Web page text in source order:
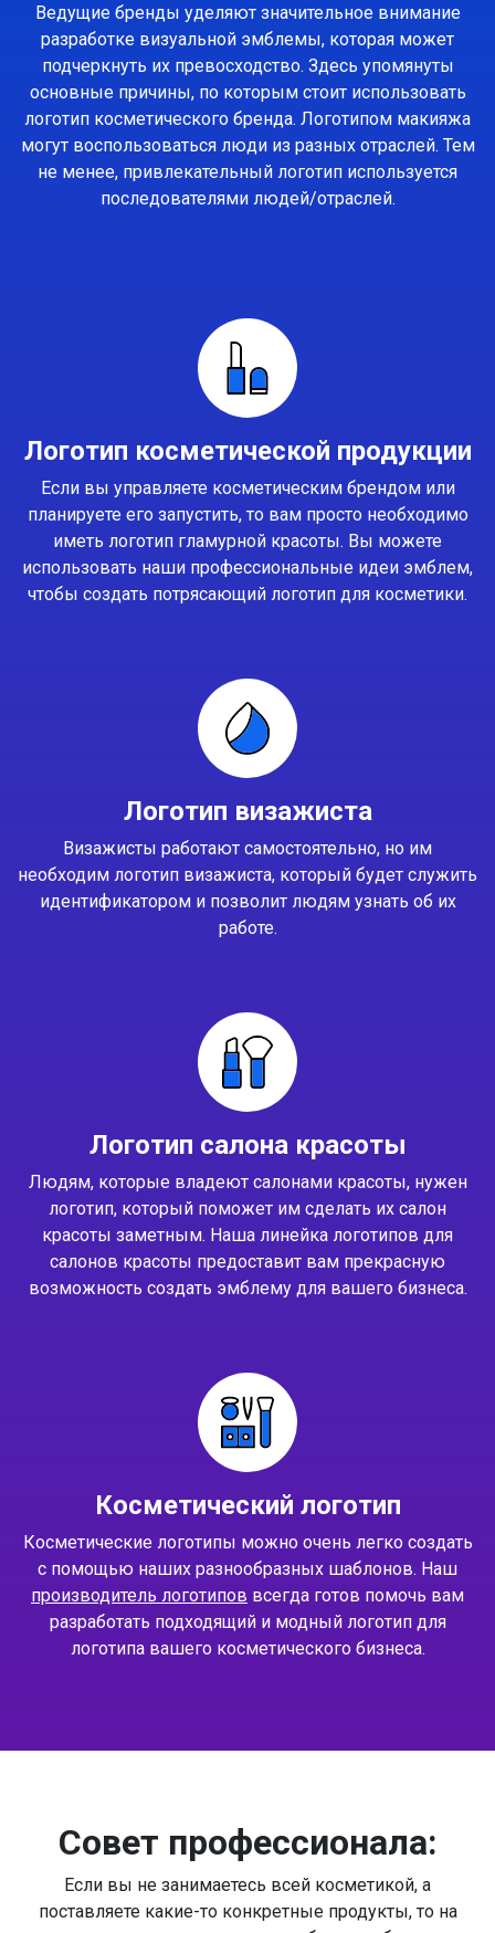
Ведущие бренды уделяют значительное внимание
разработке визуальной эмблемы, которая может
подчеркнуть их превосходство. Здесь упомянуты
основные причины, по которым стоит использовать
логотип косметического бренда. Логотипом макияжа
могут воспользоваться люди из разных отраслей. Тем
не менее, привлекательный логотип используется
последователями людей/отраслей.
Логотип косметической продукции
Если вы управляете косметическим брендом или
планируете его запустить, то вам просто необходимо
иметь логотип гламурной красоты. Вы можете
использовать наши профессиональные идеи эмблем,
чтобы создать потрясающий логотип для косметики.
Логотип визажиста
Визажисты работают самостоятельно, но им
необходим логотип визажиста, который будет служить
идентификатором и позволит людям узнать об их
работе.
Логотип салона красоты
Людям, которые владеют салонами красоты, нужен
логотип, который поможет им сделать их салон
красоты заметным. Наша линейка логотипов для
салонов красоты предоставит вам прекрасную
возможность создать эмблему для вашего бизнеса.
Косметический логотип
Косметические логотипы можно очень легко создать
с помощью наших разнообразных шаблонов. Наш
производитель логотипов всегда готов помочь вам
разработать подходящий и модный логотип для
логотипа вашего косметического бизнеса.
Совет профессионала:
Если вы не занимаетесь всей косметикой, а
поставляете какие-то конкретные продукты, то на